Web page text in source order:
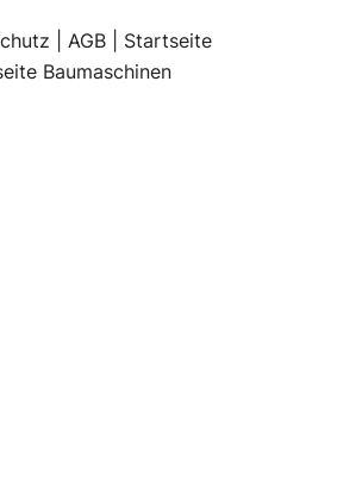
| AGB | Startseite
Baumaschinen